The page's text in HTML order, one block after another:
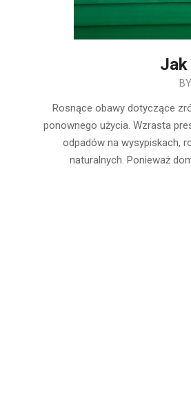
Jak
Rosnące obawy dotyczące
ponownego użycia. Wzrasta
odpadów na wysypiskach,
naturalnych. Ponieważ